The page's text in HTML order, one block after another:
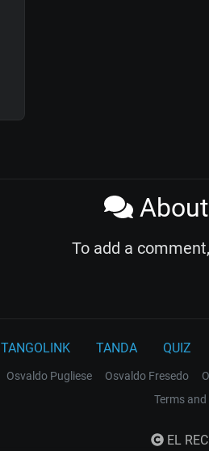
To add a
TANGOLINK TANDA QUIZ
Osvaldo Pugliese Osvaldo Fresedo
Terms
EL